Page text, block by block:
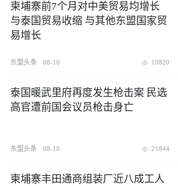
柬埔寨前7个月对中美贸易均增长
与泰国贸易收缩 与其他东盟国家贸
易增长
东盟头条 08-10 10820
泰国暖武里府再度发生枪击案 民选
高官遭前国会议员枪击身亡
东盟头条 08-10 21844
柬埔寨丰田通商组装厂近八成工人